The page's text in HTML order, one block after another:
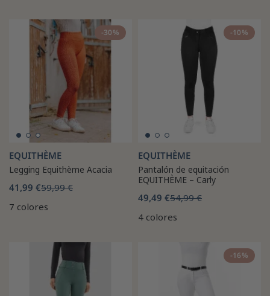
-30%
EQUITHÈME
Legging Equithème Acacia
41,99 €59,99 €
7 colores
-10%
EQUITHÈME
Pantalón de equitación
EQUITHÈME – Carly
49,49 €54,99 €
4 colores
-16%